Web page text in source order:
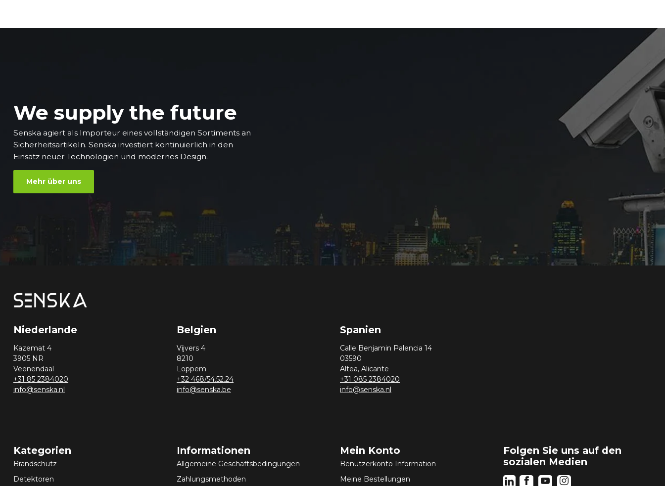
We supply the future
Senska agiert als Importeur eines vollständigen Sortiments an
Sicherheitsartikeln. Senska investiert kontinuierlich in den
Einsatz neuer Technologien und modernes Design.
Mehr über uns
Niederlande
Kazemat 4
3905 NR
Veenendaal
+31 85 2384020
info@senska.nl
Belgien
Vijvers 4
8210
Loppem
+32 468/54.52.24
info@senska.be
Spanien
Calle Benjamin Palencia 14
03590
Altea, Alicante
+31 085 2384020
info@senska.nl
Kategorien
Brandschutz
Detektoren
Informationen
Allgemeine Geschäftsbedingungen
Zahlungsmethoden
Mein Konto
Benutzerkonto Information
Meine Bestellungen
Folgen Sie uns auf den
sozialen Medien